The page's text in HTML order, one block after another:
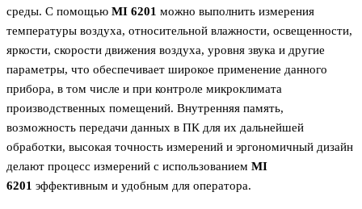
среды. С помощью MI 6201 можно выполнить измерения
температуры воздуха, относительной влажности, освещенности,
яркости, скорости движения воздуха, уровня звука и другие
параметры, что обеспечивает широкое применение данного
прибора, в том числе и при контроле микроклимата
производственных помещений. Внутренняя память,
возможность передачи данных в ПК для их дальнейшей
обработки, высокая точность измерений и эргономичный дизайн
делают процесс измерений с использованием MI
6201 эффективным и удобным для оператора.